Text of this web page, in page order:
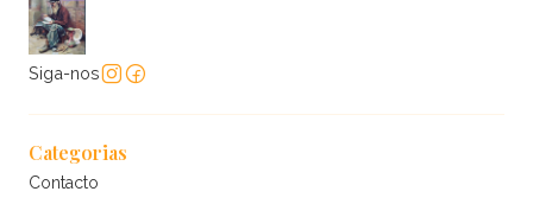
Siga-nos
Categorias
Contacto